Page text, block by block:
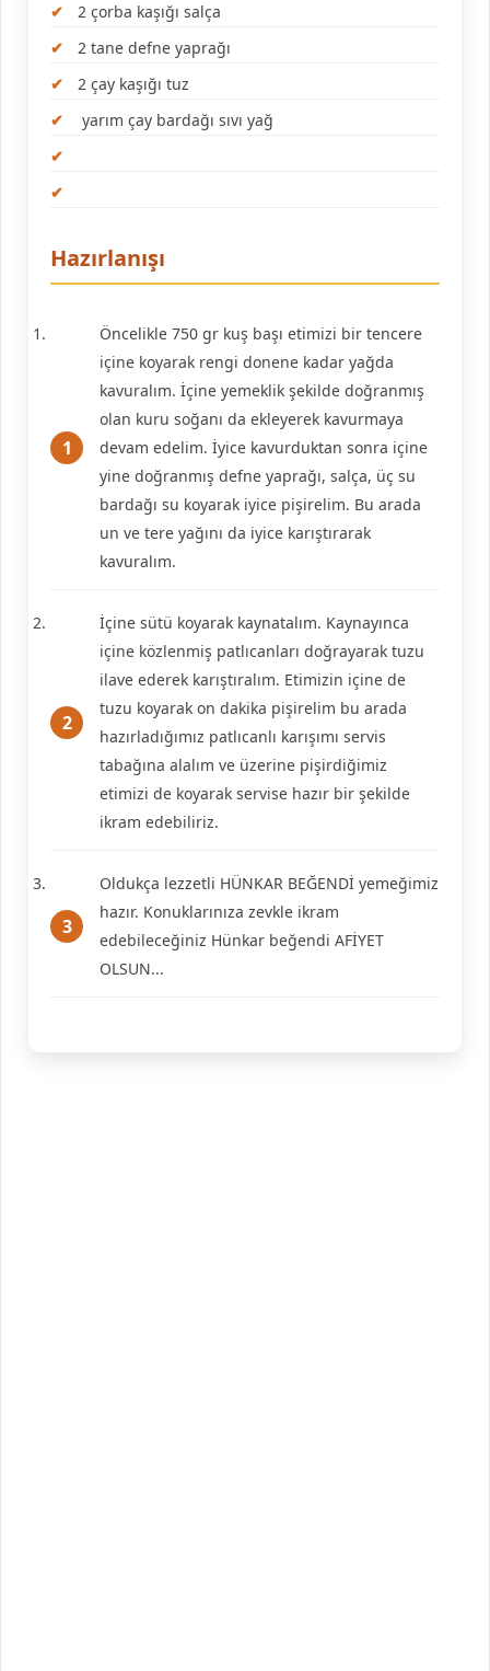
2 çorba kaşığı salça
2 tane defne yaprağı
2 çay kaşığı tuz
yarım çay bardağı sıvı yağ
Hazırlanışı
Öncelikle 750 gr kuş başı etimizi bir tencere
içine koyarak rengi donene kadar yağda
kavuralım. İçine yemeklik şekilde doğranmış
olan kuru soğanı da ekleyerek kavurmaya
devam edelim. İyice kavurduktan sonra içine
yine doğranmış defne yaprağı, salça, üç su
bardağı su koyarak iyice pişirelim. Bu arada
un ve tere yağını da iyice karıştırarak
kavuralım.
İçine sütü koyarak kaynatalım. Kaynayınca
içine közlenmiş patlıcanları doğrayarak tuzu
ilave ederek karıştıralım. Etimizin içine de
tuzu koyarak on dakika pişirelim bu arada
hazırladığımız patlıcanlı karışımı servis
tabağına alalım ve üzerine pişirdiğimiz
etimizi de koyarak servise hazır bir şekilde
ikram edebiliriz.
Oldukça lezzetli HÜNKAR BEĞENDİ yemeğimiz
hazır. Konuklarınıza zevkle ikram
edebileceğiniz Hünkar beğendi AFİYET
OLSUN...